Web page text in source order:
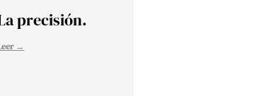
precisión.
→